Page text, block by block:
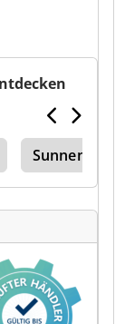
Sunnen Lbb